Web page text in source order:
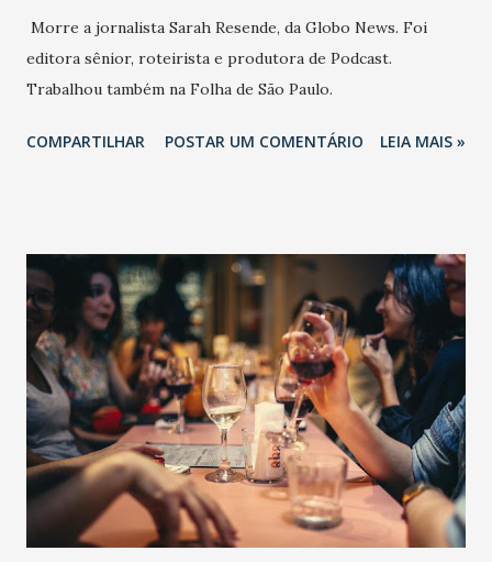
Morre a jornalista Sarah Resende, da Globo News. Foi
editora sênior, roteirista e produtora de Podcast.
Trabalhou também na Folha de São Paulo.
COMPARTILHAR POSTAR UM COMENTÁRIO LEIA MAIS »